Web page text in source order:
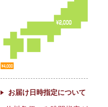
お届け日時指定について